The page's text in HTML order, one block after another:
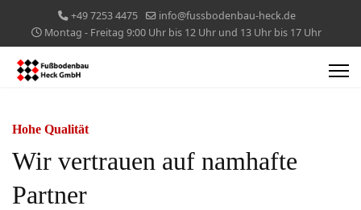
+49 7253 4475
info@fussbodenbau-heck.de
Montag - Freitag 9:00 Uhr bis 12 Uhr und 13 Uhr bis 17 Uhr
Hohe Qualität
Wir vertrauen auf namhafte
Partner